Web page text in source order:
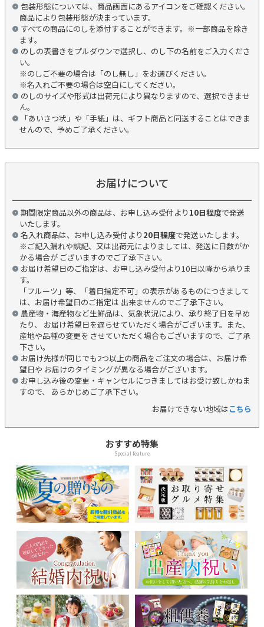
包装形態については、商品画面にあるアイコンをご確認ください。
商品により包装形態が決まっています。
すべての商品にのしを添付することができます。※一部商品を除き
ます。
のしの表書きをプルダウンで選択し、のし下の名前をご入力くださ
い。
※のしご不要の場合は「のし無し」をお選びください。
※名入れご不要の場合は空白にしてください。
のしのサイズや形式は出荷元により異なりますので、選択できませ
ん。
「あいさつ状」や「手紙」は、ギフト商品と同送することはできま
せんので、予めご了承ください。
お届けについて
期間限定商品以外の商品は、お申し込み受付より 10日程度で発送
いたします。
名入れ商品は、お申し込み受付より 20日程度で発送いたします。
※ご記入漏れや誤記、又は出荷元によりましては、発送に日数がか
かる場合が ございますのでご了承下さい。
お届け希望日のご指定は、お申し込み受付より10日以降から承りま
す。
「フルーツ」等、「着日指定不可」の表示があるものにつきまして
は、お届け希望日のご指定は 出来ませんのでご了承下さい。
農産物・海産物など生鮮品は、気象状況により、承り終了日を早め
たり、 お届け希望日を遅らせていただく場合がございます。また、
産地や品種の変更を させていただく場合もございますので、ご了承
下さい。
お届け先様が同じでも2つ以上の商品をご注文の場合は、お届け希
望日や お届けのタイミングが異なる場合がございます。
お申し込み後の変更・キャンセルにつきましてはお受け致しかねま
すので、 あらかじめご了承下さい。
お届けできない地域はこちら
おすすめ特集
Special feature